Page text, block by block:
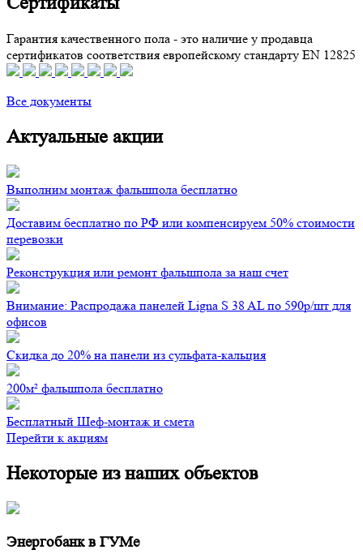
Гарантия качественного пола - это наличие у продавца
сертификатов соответствия европейскому стандарту EN 12825
Все документы
Актуальные акции
Выполним монтаж фальшпола бесплатно
Доставим бесплатно по РФ или компенсируем 50% стоимости
перевозки
Реконструкция или ремонт фальшпола за наш счет
Внимание: Распродажа панелей Ligna S 38 AL по 590р/шт для
офисов
Скидка до 20% на панели из сульфата-кальция
200м² фальшпола бесплатно
Бесплатный Шеф-монтаж и смета
Перейти к акциям
Некоторые из наших объектов
Энергобанк в ГУМе